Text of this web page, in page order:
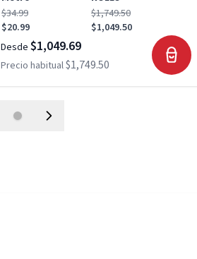
$34.99
$20.99
$1,749.50
$1,049.50
Desde $1,049.69
Precio habitual$1,749.50